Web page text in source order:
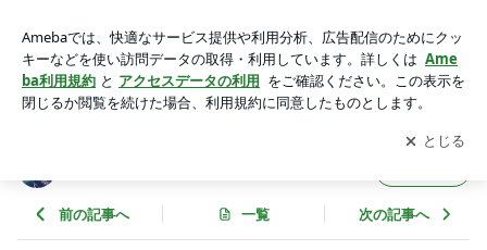
も彼岸まで（3月中旬、9月中旬）
アプリをダウンロードして ブログの更新通知
を受け取りまし
ょう。
開く
前の記事へ 一覧 次の記事へ